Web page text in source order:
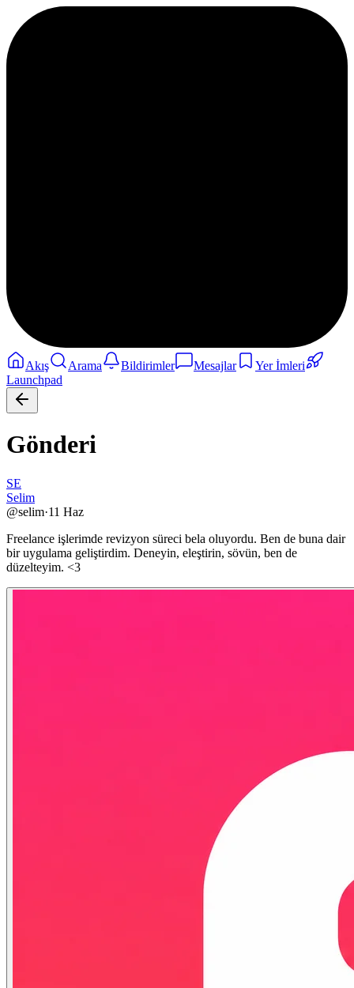
Akış Arama Bildirimler Mesajlar
Yer İmleri
Launchpad
Gönderi
SE
Selim
@selim·11 Haz
Freelance işlerimde revizyon süreci bela oluyordu. Ben de buna dair
bir uygulama geliştirdim. Deneyin, eleştirin, sövün, ben de
düzelteyim. <3